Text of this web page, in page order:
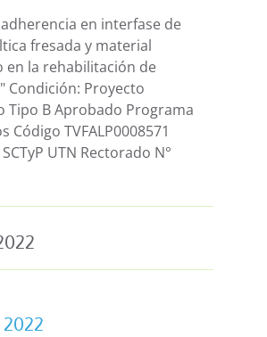
en interfase de
fresada y material
en la rehabilitación de
Condición: Proyecto
Tipo B Aprobado Programa
Código TVFALP0008571
UTN Rectorado N°